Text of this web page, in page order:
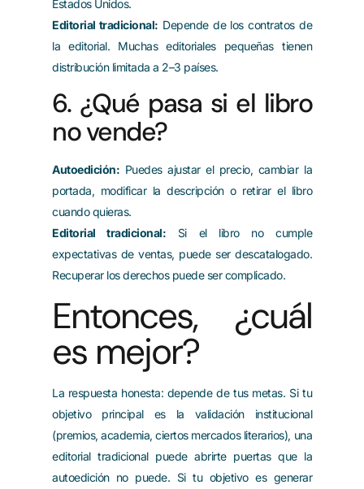
Estados Unidos.
Editorial tradicional: Depende de los contratos de
la editorial. Muchas editoriales pequeñas tienen
distribución limitada a 2–3 países.
6. ¿Qué pasa si el libro
no vende?
Autoedición: Puedes ajustar el precio, cambiar la
portada, modificar la descripción o retirar el libro
cuando quieras.
Editorial tradicional: Si el libro no cumple
expectativas de ventas, puede ser descatalogado.
Recuperar los derechos puede ser complicado.
Entonces, ¿cuál
es mejor?
La respuesta honesta: depende de tus metas. Si tu
objetivo principal es la validación institucional
(premios, academia, ciertos mercados literarios), una
editorial tradicional puede abrirte puertas que la
autoedición no puede. Si tu objetivo es generar